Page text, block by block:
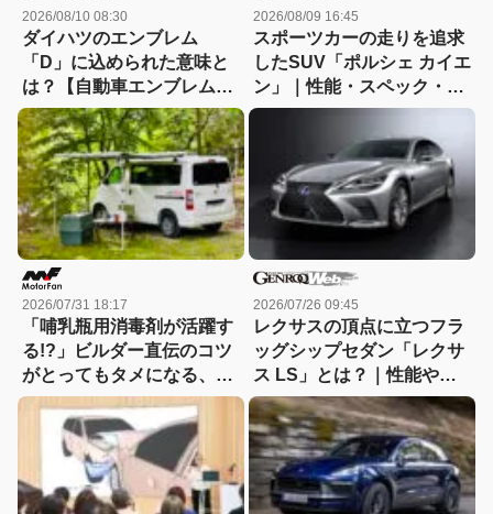
2026/08/10 08:30
ダイハツのエンブレム
「D」に込められた意味と
は？【自動車エンブレム秘
話40：ダイハツ】
2026/08/09 16:45
スポーツカーの走りを追求
したSUV「ポルシェ カイエ
ン」｜性能・スペック・価
格・サイズを徹底解説
2026/07/31 18:17
「哺乳瓶用消毒剤が活躍す
る!?」ビルダー直伝のコツ
がとってもタメになる、キ
ャンピングカーのお手入れ
2026/07/26 09:45
レクサスの頂点に立つフラ
ッグシップセダン「レクサ
ス LS」とは？｜性能や特
徴、新車・中古車価格